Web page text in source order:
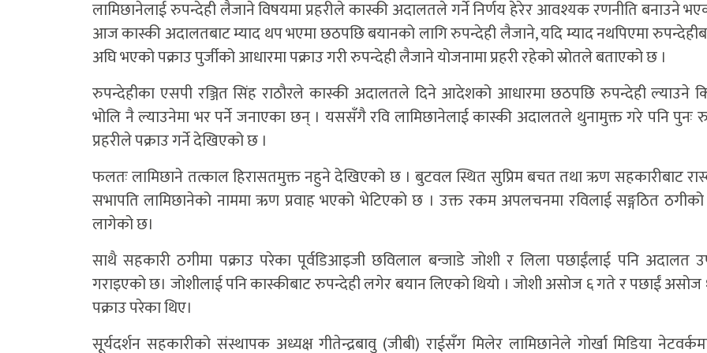
लामिछानेलाई रुपन्देही लैजाने विषयमा प्रहरीले कास्की अदालतले गर्ने निर्णय हेरेर आवश्यक रणनीति बनाउने
आज कास्की अदालतबाट म्याद थप भएमा छठपछि बयानको लागि रुपन्देही लैजाने, यदि म्याद नथपिएमा
अघि भएको पक्राउ पुर्जीको आधारमा पक्राउ गरी रुपन्देही लैजाने योजनामा प्रहरी रहेको स्रोतले बताएको छ ।
रुपन्देहीका एसपी रञ्जित सिंह राठौरले कास्की अदालतले दिने आदेशको आधारमा छठपछि रुपन्देही
भोलि नै ल्याउनेमा भर पर्ने जनाएका छन् । यससँगै रवि लामिछानेलाई कास्की अदालतले थुनामुक्त गरे पनि पुनः
प्रहरीले पक्राउ गर्ने देखिएको छ ।
फलतः लामिछाने तत्काल हिरासतमुक्त नहुने देखिएको छ । बुटवल स्थित सुप्रिम बचत तथा ऋण सहकारीबाट
सभापति लामिछानेको नाममा ऋण प्रवाह भएको भेटिएको छ । उक्त रकम अपलचनमा रविलाई सङ्गठित
लागेको छ।
साथै सहकारी ठगीमा पक्राउ परेका पूर्वडिआइजी छविलाल बन्जाडे जोशी र लिला पछाईंलाई पनि अदालत
गराइएको छ। जोशीलाई पनि कास्कीबाट रुपन्देही लगेर बयान लिएको थियो । जोशी असोज ६ गते र पछाईं
पक्राउ परेका थिए।
सूर्यदर्शन सहकारीको संस्थापक अध्यक्ष गीतेन्द्रबावु (जीबी) राईसँग मिलेर लामिछानेले गोर्खा मिडिया